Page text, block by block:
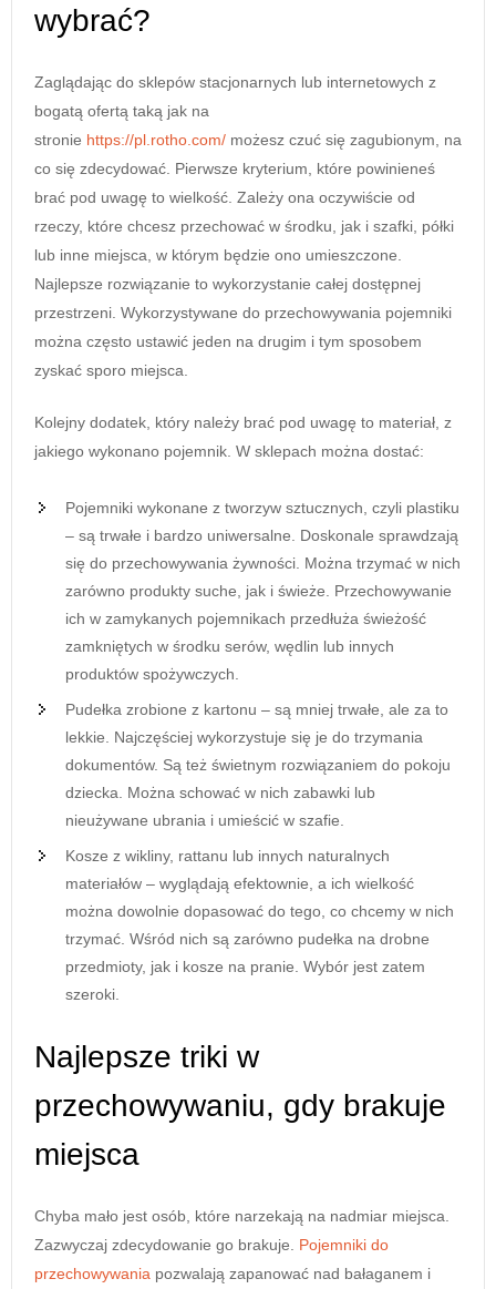
wybrać?
Zaglądając do sklepów stacjonarnych lub internetowych z
bogatą ofertą taką jak na
stronie https://pl.rotho.com/ możesz czuć się zagubionym, na
co się zdecydować. Pierwsze kryterium, które powinieneś
brać pod uwagę to wielkość. Zależy ona oczywiście od
rzeczy, które chcesz przechować w środku, jak i szafki, półki
lub inne miejsca, w którym będzie ono umieszczone.
Najlepsze rozwiązanie to wykorzystanie całej dostępnej
przestrzeni. Wykorzystywane do przechowywania pojemniki
można często ustawić jeden na drugim i tym sposobem
zyskać sporo miejsca.
Kolejny dodatek, który należy brać pod uwagę to materiał, z
jakiego wykonano pojemnik. W sklepach można dostać:
Pojemniki wykonane z tworzyw sztucznych, czyli plastiku
– są trwałe i bardzo uniwersalne. Doskonale sprawdzają
się do przechowywania żywności. Można trzymać w nich
zarówno produkty suche, jak i świeże. Przechowywanie
ich w zamykanych pojemnikach przedłuża świeżość
zamkniętych w środku serów, wędlin lub innych
produktów spożywczych.
Pudełka zrobione z kartonu – są mniej trwałe, ale za to
lekkie. Najczęściej wykorzystuje się je do trzymania
dokumentów. Są też świetnym rozwiązaniem do pokoju
dziecka. Można schować w nich zabawki lub
nieużywane ubrania i umieścić w szafie.
Kosze z wikliny, rattanu lub innych naturalnych
materiałów – wyglądają efektownie, a ich wielkość
można dowolnie dopasować do tego, co chcemy w nich
trzymać. Wśród nich są zarówno pudełka na drobne
przedmioty, jak i kosze na pranie. Wybór jest zatem
szeroki.
Najlepsze triki w
przechowywaniu, gdy brakuje
miejsca
Chyba mało jest osób, które narzekają na nadmiar miejsca.
Zazwyczaj zdecydowanie go brakuje. Pojemniki do
przechowywania pozwalają zapanować nad bałaganem i